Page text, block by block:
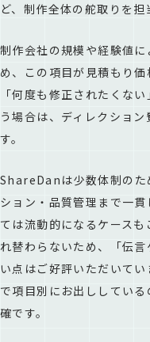
ど、制作全体の舵取りを担
制作会社の規模や経験値
め、この項目が見積もり価
「何度も修正されたくな
う場合は、ディレクショ
す。
ShareDanは少数体制のた
ション・品質管理まで一
ては流動的になるケース
れ替わらないため、「伝
い点はご好評いただいて
で項目別にお出ししてい
確です。